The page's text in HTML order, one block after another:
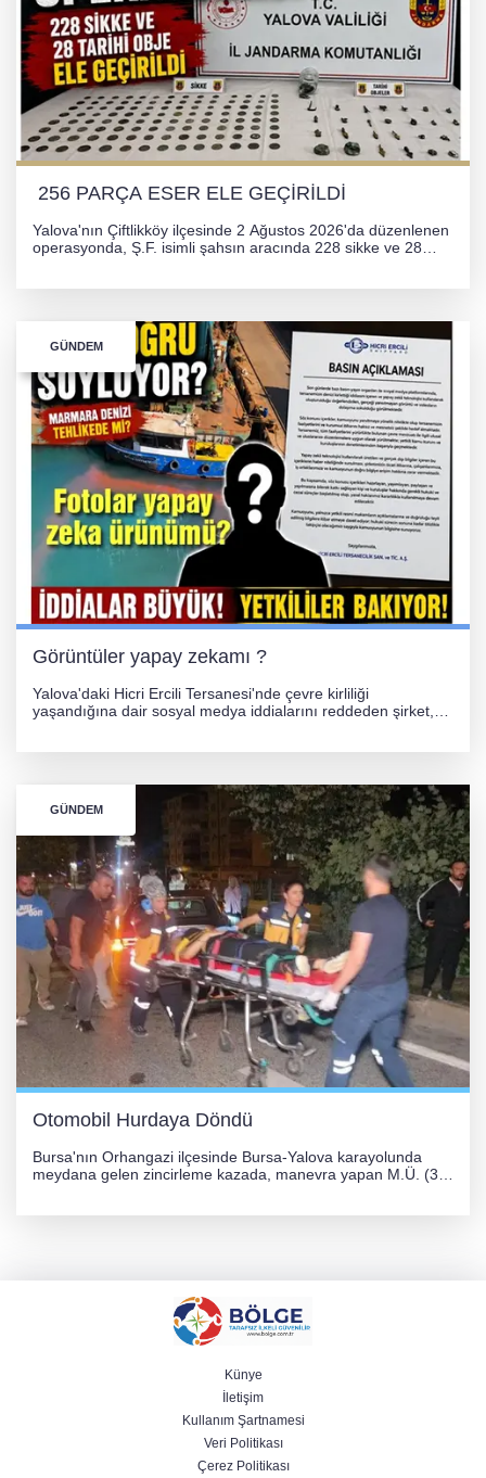
256 PARÇA ESER ELE GEÇİRİLDİ
Yalova'nın Çiftlikköy ilçesinde 2 Ağustos 2026'da düzenlenen
operasyonda, Ş.F. isimli şahsın aracında 228 sikke ve 28
GÜNDEM
Görüntüler yapay zekamı ?
Yalova'daki Hicri Ercili Tersanesi'nde çevre kirliliği
yaşandığına dair sosyal medya iddialarını reddeden şirket,
GÜNDEM
Otomobil Hurdaya Döndü
Bursa'nın Orhangazi ilçesinde Bursa-Yalova karayolunda
meydana gelen zincirleme kazada, manevra yapan M.Ü. (35)
Künye
İletişim
Kullanım Şartnamesi
Veri Politikası
Çerez Politikası